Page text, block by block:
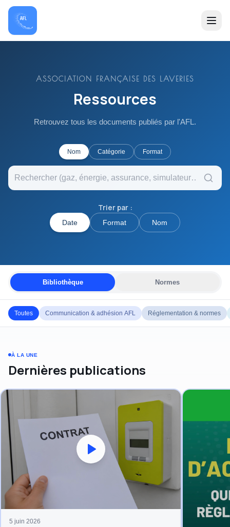
ASSOCIATION FRANÇAISE DES LAVERIES
Ressources
Retrouvez tous les documents publiés par l'AFL.
Nom Catégorie Format
Trier par :
Date Format Nom
Bibliothèque Normes
Toutes Communication & adhésion AFL Réglementation & normes
À LA UNE
Dernières publications
5 juin 2026